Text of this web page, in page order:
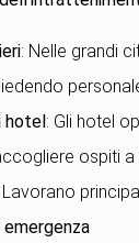
: Nelle grandi
hotel: Gli hotel
ospiti a
Lavorano
emergenza